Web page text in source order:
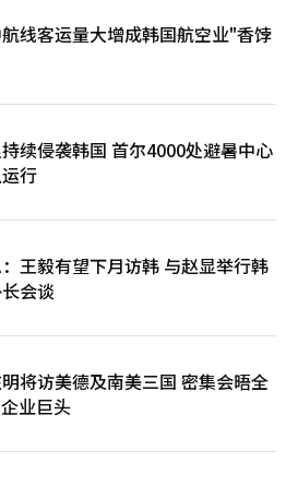
旅游协作体计划在年底前扩展到全国。
心假期支持项目也在同一趋势下进
参与者中有81.2%表示“如果没有这个
”。去年，数字旅游居民证也带来了约
朴成赫表示：“促销只是吸引游客的契
内容。” ◆ 旅游创业与人工
游企业拓展海外市场，并计划将业务扩
拓展不能是一次性的成果，关键是要
游行业尚未出
”作为替代方案。计划将原本分散的支
成赫强调：“从企业发
支持、企业间匹配的实证项目、投资引
的建立，整个过程需要形成一个连贯
企业培育蓝图。 朴成赫还在加
应用。首先，利用者自然语言提问时，
以易于理解的形式呈现，计划在2027
半年完成13个B2C网站的整合，将现
加精准，提供个性化的导览服务。公社
协作干预中，按照日本的美元抛售和日
买日元。即用出售欧元获得的资金购买
免了对美国国债市场的影响，也避免了
预。市场传达了这不是改变美元政策，
非常罕见。
府和日本银行在7月31日的干预规模为
经济新闻》称，根据日本银行在3日公
计干预规模为5万亿日元。前一天30日
，因此两天的总额可能达到11万亿至12
在今年4月至5月一个多月内投入的11
日新闻》报道称，日本政府相关人士表
干预效果显著的时机。”即是在交易量
一个考量。市场上
难以持久的认知。进行日元卖出干预
国债轻松筹集资金，但进行日元买入时
等来筹集美元，因此外汇储备存在限
了变化。日本通过美联储的回购协议制
这次虽然出售了欧元，但如果动用美元
上限。SMBC日兴证券的高级利率和外
果以出售美元购买日元的方式，美国
元升值的可能性也不能排除。”这使得
干预能否完全扭
线客运量大增成韩国航空业"香饽
续侵袭韩国 首尔4000处避暑中心
行
王毅有望下月访韩 与赵显举行韩
会谈
将访美德及南美三国 密集会晤全
业巨头